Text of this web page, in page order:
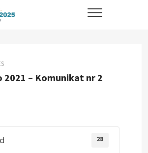
HYDROMICRO 2025
– Komunikat nr 2
28